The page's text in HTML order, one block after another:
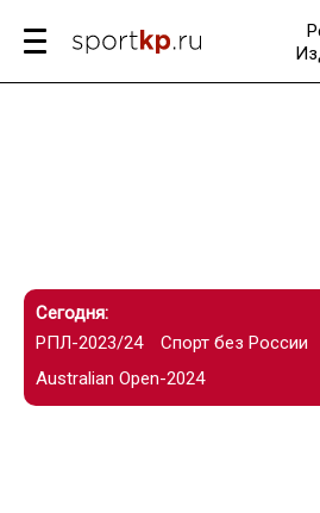
Сегодня:
РПЛ-2023/24
Спорт без России
Australian Open-2024